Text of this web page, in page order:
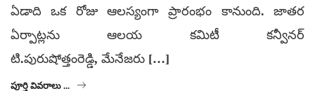
ఏడాది ఒక రోజు ఆలస్యంగా ప్రారంభం కానుంది. జాతర
ఏర్పాట్లను ఆలయ కమిటీ కన్వీనర్‌
టి.పురుషోత్తంరెడ్డి, మేనేజరు […]
పూర్తి వివరాలు ...